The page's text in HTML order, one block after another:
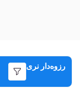
رزوه‌دار نری